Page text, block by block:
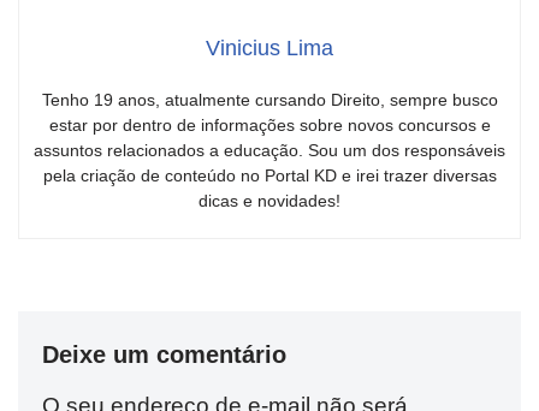
Vinicius Lima
Tenho 19 anos, atualmente cursando Direito, sempre busco
estar por dentro de informações sobre novos concursos e
assuntos relacionados a educação. Sou um dos responsáveis
pela criação de conteúdo no Portal KD e irei trazer diversas
dicas e novidades!
Deixe um comentário
O seu endereço de e-mail não será